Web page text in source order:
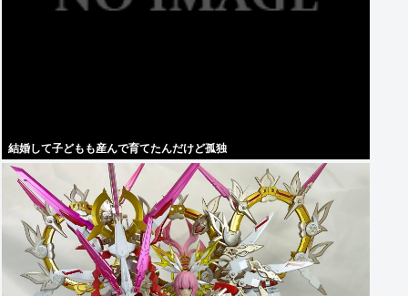
結婚して子どもも産んで育てたんだけど孤独